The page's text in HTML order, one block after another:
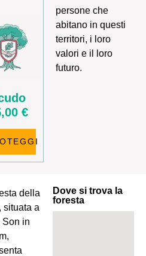
€
persone che
abitano in questi
territori, i loro
valori e il loro
futuro.
della
situata a
Son in
Dove si trova la
foresta